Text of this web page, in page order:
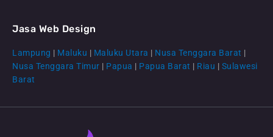
Jasa Web Design
Lampung | Maluku | Maluku Utara | Nusa Tenggara Barat |
Nusa Tenggara Timur | Papua | Papua Barat | Riau | Sulawesi
Barat